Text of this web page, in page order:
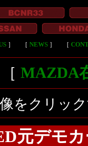
］ ［ NEWS］ ［
［ MAZDA
をクリッ
元デモ